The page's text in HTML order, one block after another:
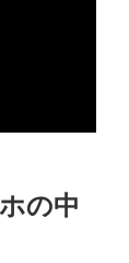
の中